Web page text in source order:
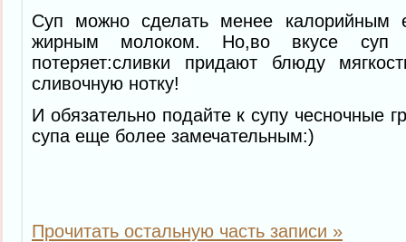
Суп можно сделать менее калорийным
жирным молоком. Но,во вкусе суп
потеряет:сливки придают блюду
сливочную нотку!
И обязательно подайте к супу чесночные
супа еще более замечательным:)
Прочитать остальную часть записи »